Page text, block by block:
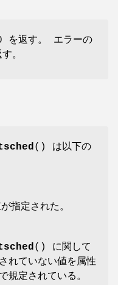
を返す。 エラーの
。
() は以下の
指定された。
() に関して
れていない値を属性
定されている。